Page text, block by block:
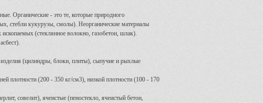
Органические - это те, которые природного
стебли кукурузы, смолы). Неорганические материалы
(стеклянное волокно, газобетон, шлак).
(цилиндры, блоки, плиты), сыпучие и рыхлые
плотности (200 - 350 кг/см3), низкой плотности (100 - 170
совелит), ячеистые (пеностекло, ячеистый бетон,